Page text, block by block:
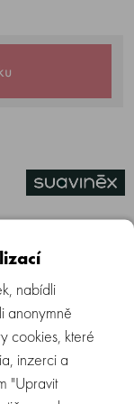
se
nabídli
anonymně
cookies, které
inzerci a
"Upravit